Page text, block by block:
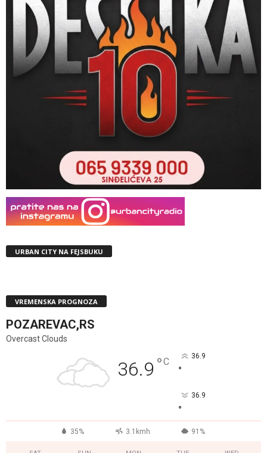
URBAN CITY NA FEJSBUKU
VREMENSKA PROGNOZA
POZAREVAC,RS
Overcast Clouds
36.9 °C 36.9
°
36.9
°
35% 3.1kmh 91%